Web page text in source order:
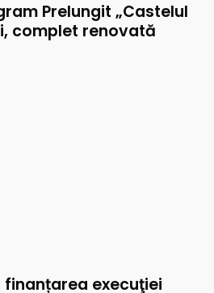
Prelungit „Castelul
complet renovată
execuţiei